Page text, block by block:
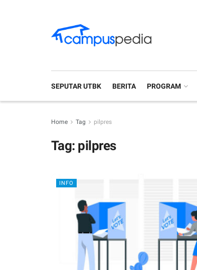
SEPUTAR UTBK BERITA PROGRAM
Home Tag pilpres
Tag: pilpres
INFO